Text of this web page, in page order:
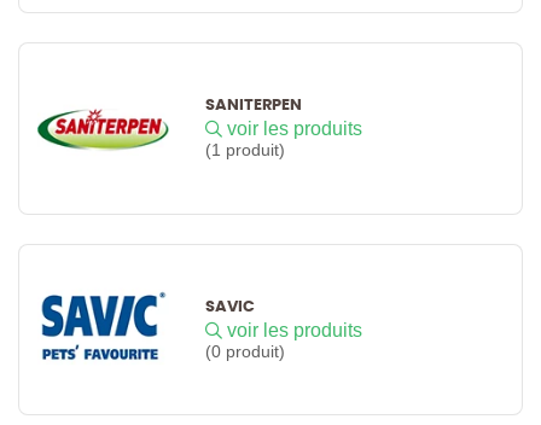
SANITERPEN
voir les produits
(1 produit)
SAVIC
voir les produits
(0 produit)